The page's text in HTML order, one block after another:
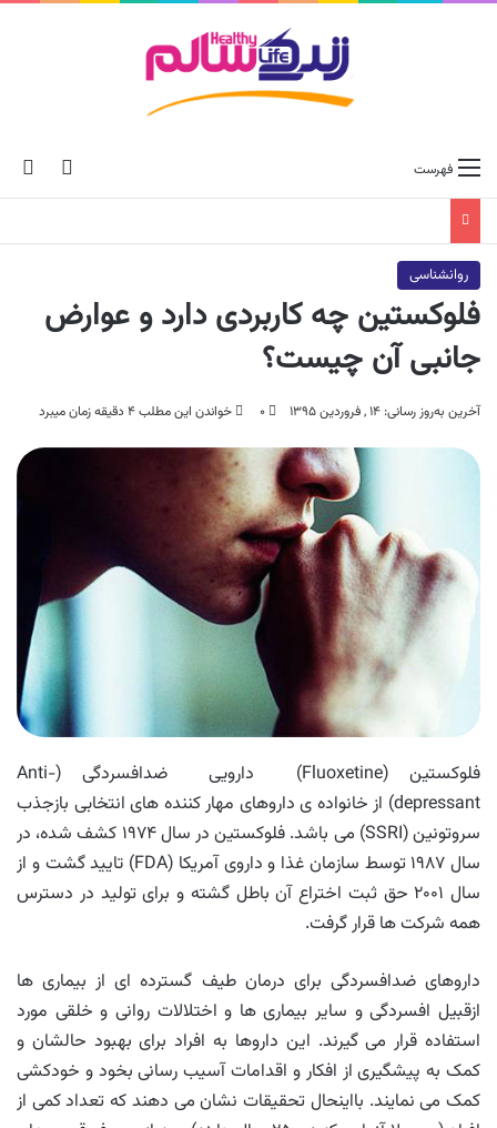
skin فهرست
روانشناسی
فلوکستین چه کاربردی دارد و عوارض
جانبی آن چیست؟
آخرین به‌روز رسانی: ۱۴ , فروردین ۱۳۹۵ ۰ خواندن این مطلب ۴ دقیقه زمان میبرد
فلوکستین (Fluoxetine) دارویی ضدافسردگی (Anti-
depressant) از خانواده ی داروهای مهار کننده های انتخابی بازجذب
سروتونین (SSRI) می باشد. فلوکستین در سال ۱۹۷۴ کشف شده، در
سال ۱۹۸۷ توسط سازمان غذا و داروی آمریکا (FDA) تایید گشت و از
سال ۲۰۰۱ حق ثبت اختراع آن باطل گشته و برای تولید در دسترس
همه شرکت ها قرار گرفت.
داروهای ضدافسردگی برای درمان طیف گسترده ای از بیماری ها
ازقبیل افسردگی و سایر بیماری ها و اختلالات روانی و خلقی مورد
استفاده قرار می گیرند. این داروها به افراد برای بهبود حالشان و
کمک به پیشگیری از افکار و اقدامات آسیب رسانی بخود و خودکشی
کمک می نمایند. بااینحال تحقیقات نشان می دهند که تعداد کمی از